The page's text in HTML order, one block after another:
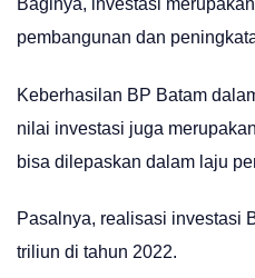
Baginya, investasi
pembangunan dan
Keberhasilan BP Batam
nilai investasi juga
bisa dilepaskan dalam laju
Pasalnya, realisasi investasi
triliun di tahun 2022.